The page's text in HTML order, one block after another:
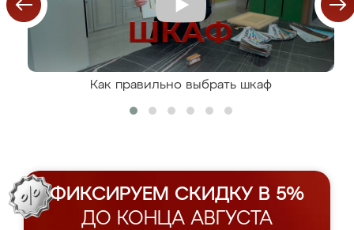
Как правильно выбрать шкаф
ФИКСИРУЕМ СКИДКУ В 5%
ДО КОНЦА АВГУСТА